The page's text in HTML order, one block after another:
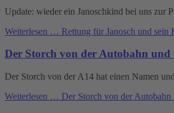
Update: wieder ein Janoschkind bei uns zur
Weiterlesen … Rettung für Janosch und sein
Der Storch von der Autobahn und
Der Storch von der A14 hat einen Namen
Weiterlesen … Der Storch von der